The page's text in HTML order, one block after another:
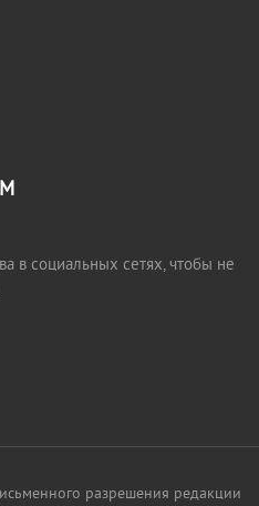
в социальных сетях, чтобы не
разрешения редакции